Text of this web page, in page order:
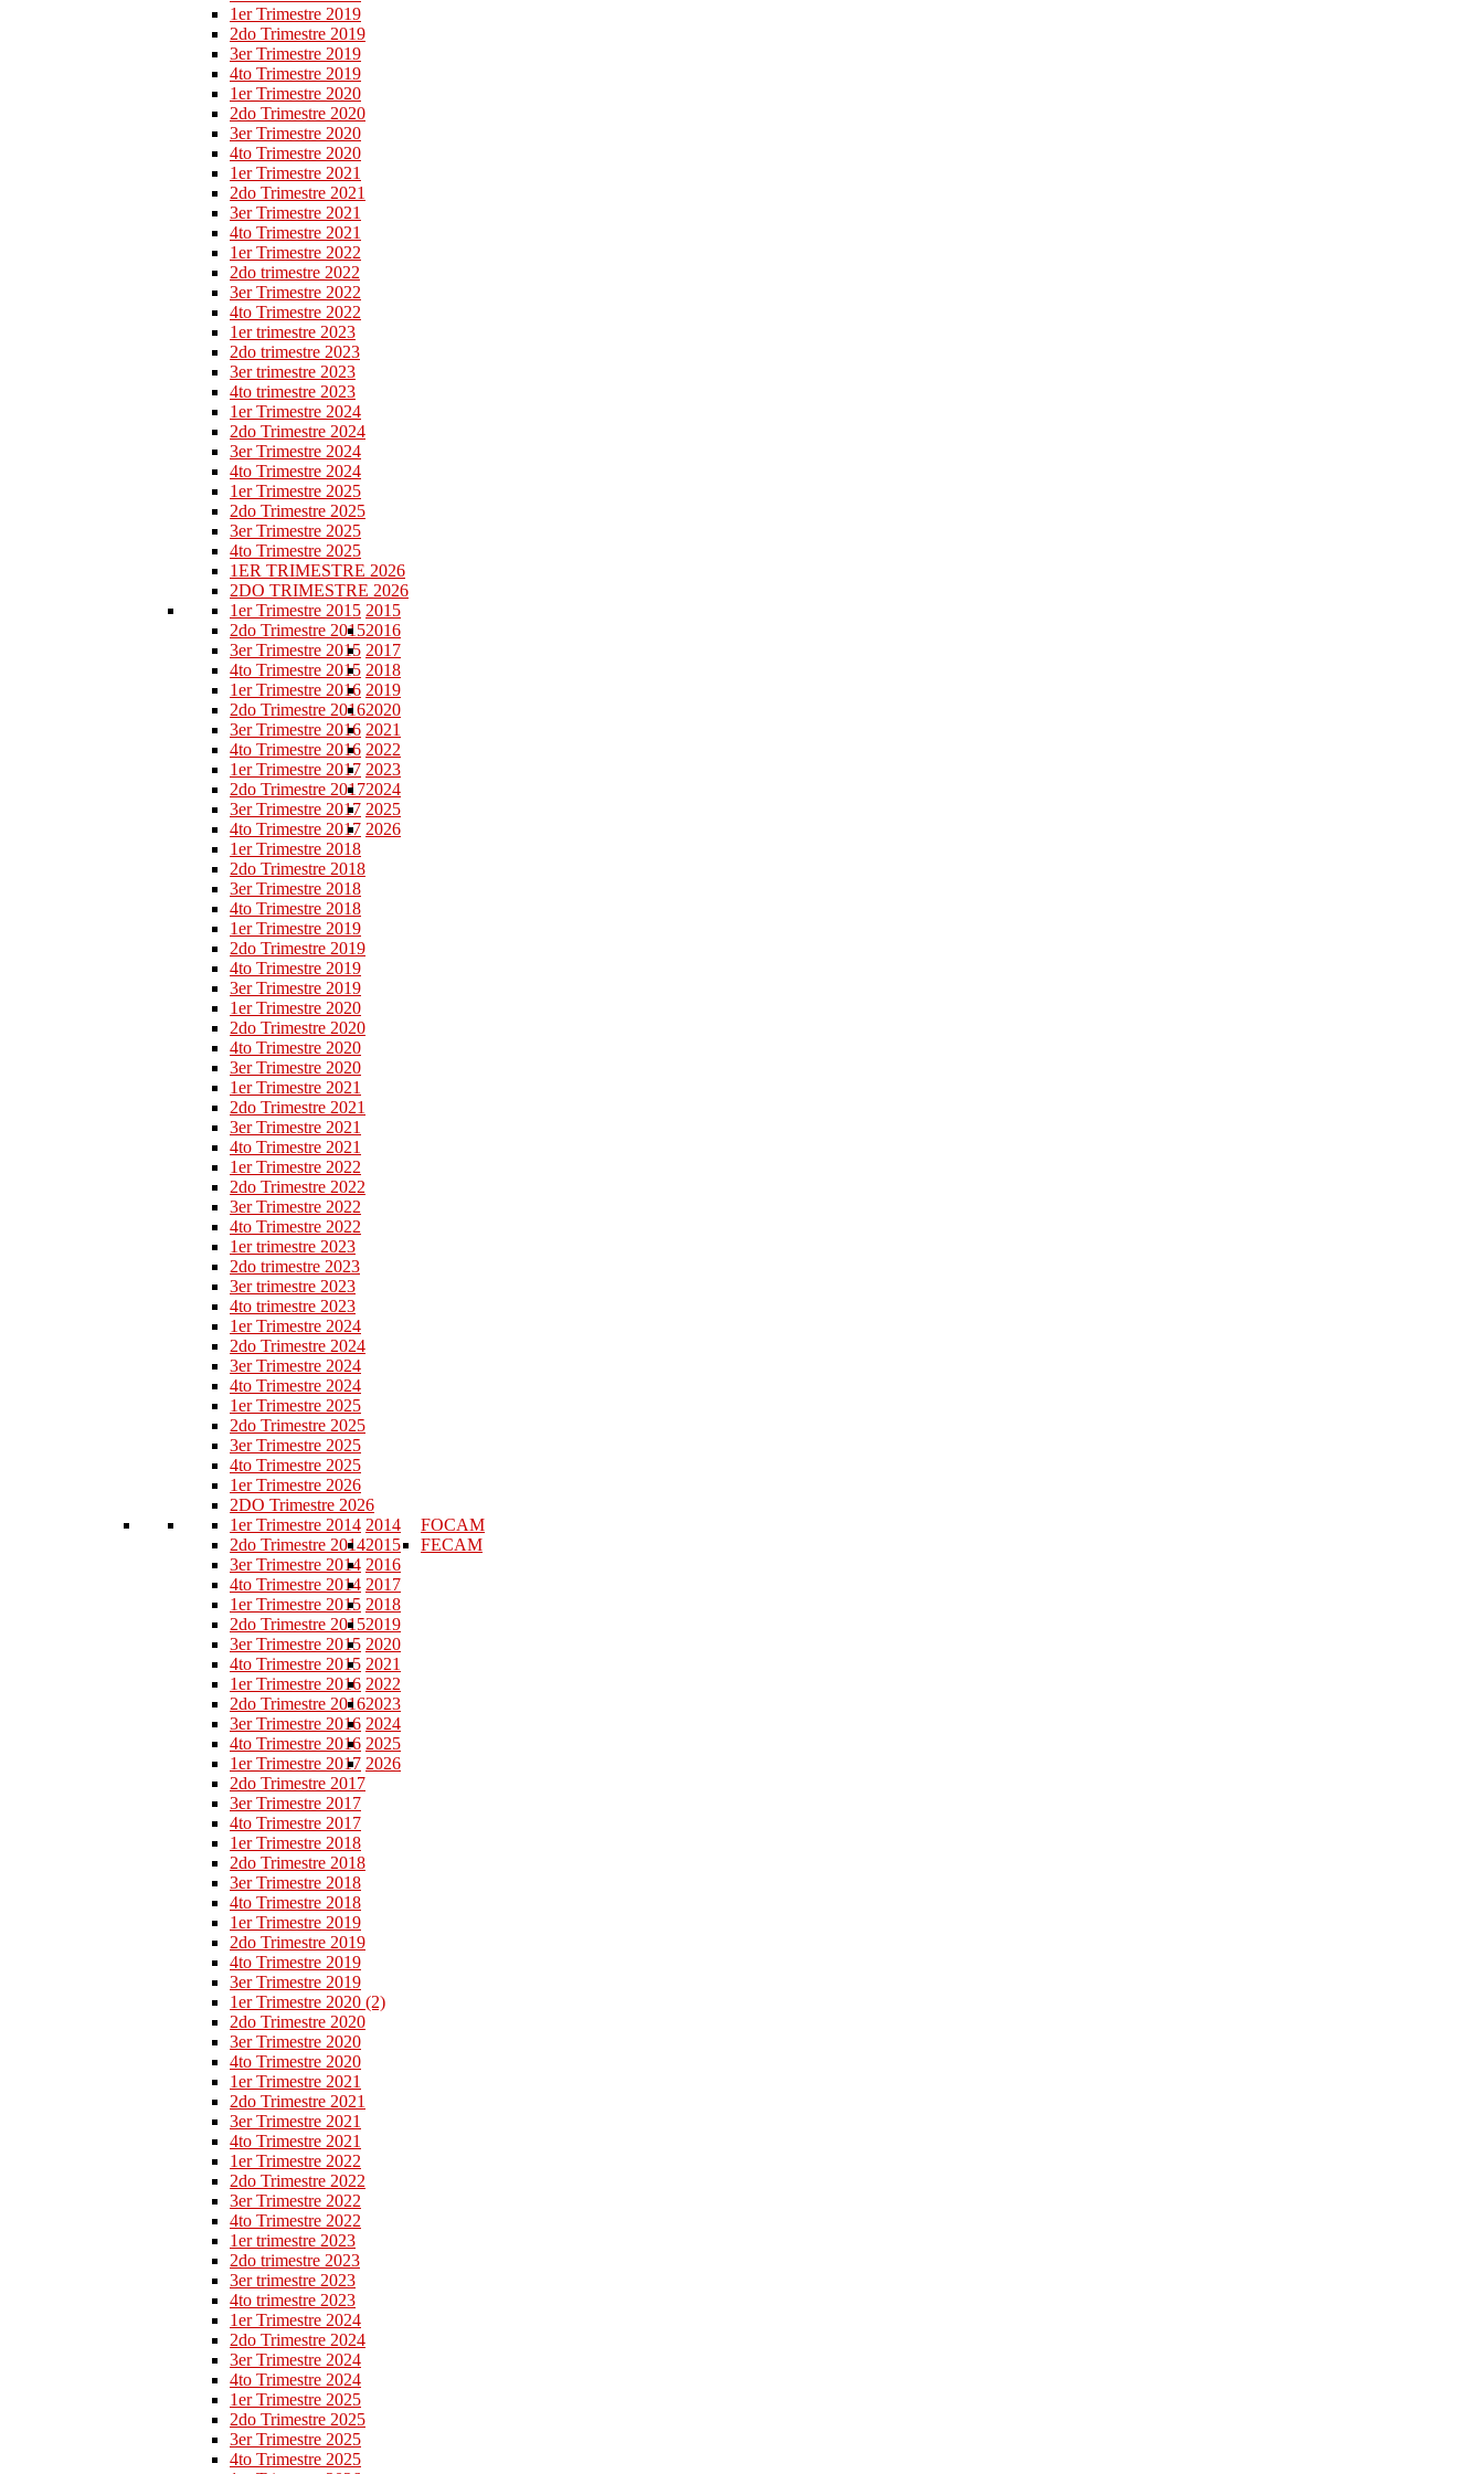
1er Trimestre 2019
2do Trimestre 2019
3er Trimestre 2019
4to Trimestre 2019
1er Trimestre 2020
2do Trimestre 2020
3er Trimestre 2020
4to Trimestre 2020
1er Trimestre 2021
2do Trimestre 2021
3er Trimestre 2021
4to Trimestre 2021
1er Trimestre 2022
2do trimestre 2022
3er Trimestre 2022
4to Trimestre 2022
1er trimestre 2023
2do trimestre 2023
3er trimestre 2023
4to trimestre 2023
1er Trimestre 2024
2do Trimestre 2024
3er Trimestre 2024
4to Trimestre 2024
1er Trimestre 2025
2do Trimestre 2025
3er Trimestre 2025
4to Trimestre 2025
1ER TRIMESTRE 2026
2DO TRIMESTRE 2026
2015
1er Trimestre 2015
2do Trimestre 2015
3er Trimestre 2015
4to Trimestre 2015
2016
1er Trimestre 2016
2do Trimestre 2016
3er Trimestre 2016
4to Trimestre 2016
2017
1er Trimestre 2017
2do Trimestre 2017
3er Trimestre 2017
4to Trimestre 2017
2018
1er Trimestre 2018
2do Trimestre 2018
3er Trimestre 2018
4to Trimestre 2018
2019
1er Trimestre 2019
2do Trimestre 2019
4to Trimestre 2019
3er Trimestre 2019
2020
1er Trimestre 2020
2do Trimestre 2020
4to Trimestre 2020
3er Trimestre 2020
2021
1er Trimestre 2021
2do Trimestre 2021
3er Trimestre 2021
4to Trimestre 2021
2022
1er Trimestre 2022
2do Trimestre 2022
3er Trimestre 2022
4to Trimestre 2022
2023
1er trimestre 2023
2do trimestre 2023
3er trimestre 2023
4to trimestre 2023
2024
1er Trimestre 2024
2do Trimestre 2024
3er Trimestre 2024
4to Trimestre 2024
2025
1er Trimestre 2025
2do Trimestre 2025
3er Trimestre 2025
4to Trimestre 2025
2026
1er Trimestre 2026
2DO Trimestre 2026
FOCAM
2014
1er Trimestre 2014
2do Trimestre 2014
3er Trimestre 2014
4to Trimestre 2014
2015
1er Trimestre 2015
2do Trimestre 2015
3er Trimestre 2015
4to Trimestre 2015
2016
1er Trimestre 2016
2do Trimestre 2016
3er Trimestre 2016
4to Trimestre 2016
2017
1er Trimestre 2017
2do Trimestre 2017
3er Trimestre 2017
4to Trimestre 2017
2018
1er Trimestre 2018
2do Trimestre 2018
3er Trimestre 2018
4to Trimestre 2018
2019
1er Trimestre 2019
2do Trimestre 2019
4to Trimestre 2019
3er Trimestre 2019
2020
1er Trimestre 2020 (2)
2do Trimestre 2020
3er Trimestre 2020
4to Trimestre 2020
2021
1er Trimestre 2021
2do Trimestre 2021
3er Trimestre 2021
4to Trimestre 2021
2022
1er Trimestre 2022
2do Trimestre 2022
3er Trimestre 2022
4to Trimestre 2022
2023
1er trimestre 2023
2do trimestre 2023
3er trimestre 2023
4to trimestre 2023
2024
1er Trimestre 2024
2do Trimestre 2024
3er Trimestre 2024
4to Trimestre 2024
2025
1er Trimestre 2025
2do Trimestre 2025
3er Trimestre 2025
4to Trimestre 2025
2026
FECAM